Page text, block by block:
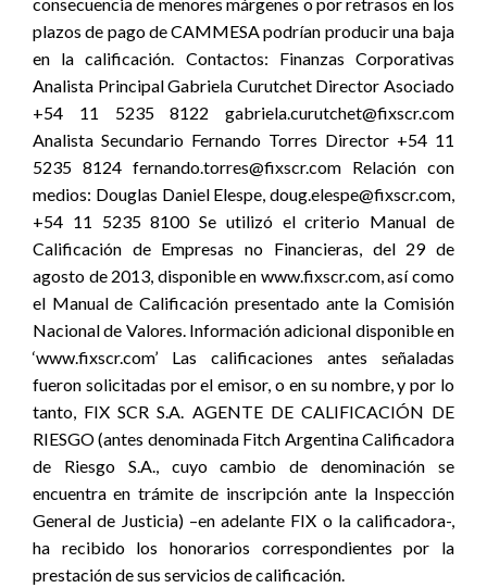
plazos de pago de CAMMESA podrían producir una baja
en la calificación. Contactos: Finanzas Corporativas
Analista Principal Gabriela Curutchet Director Asociado
+54 11 5235 8122 gabriela.curutchet@fixscr.com
Analista Secundario Fernando Torres Director +54 11
5235 8124 fernando.torres@fixscr.com Relación con
medios: Douglas Daniel Elespe, doug.elespe@fixscr.com,
+54 11 5235 8100 Se utilizó el criterio Manual de
Calificación de Empresas no Financieras, del 29 de
agosto de 2013, disponible en www.fixscr.com, así como
el Manual de Calificación presentado ante la Comisión
Nacional de Valores. Información adicional disponible en
‘www.fixscr.com’ Las calificaciones antes señaladas
fueron solicitadas por el emisor, o en su nombre, y por lo
tanto, FIX SCR S.A. AGENTE DE CALIFICACIÓN DE
RIESGO (antes denominada Fitch Argentina Calificadora
de Riesgo S.A., cuyo cambio de denominación se
encuentra en trámite de inscripción ante la Inspección
General de Justicia) –en adelante FIX o la calificadora-,
ha recibido los honorarios correspondientes por la
prestación de sus servicios de calificación.